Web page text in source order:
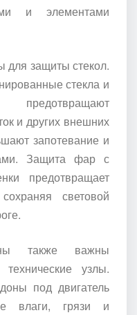
и элементами
для защиты стекол.
стекла и
предотвращают
и других внешних
запотевание и
Защита фар с
предотвращает
световой
также важны
узлы.
под двигатель
влаги, грязи и